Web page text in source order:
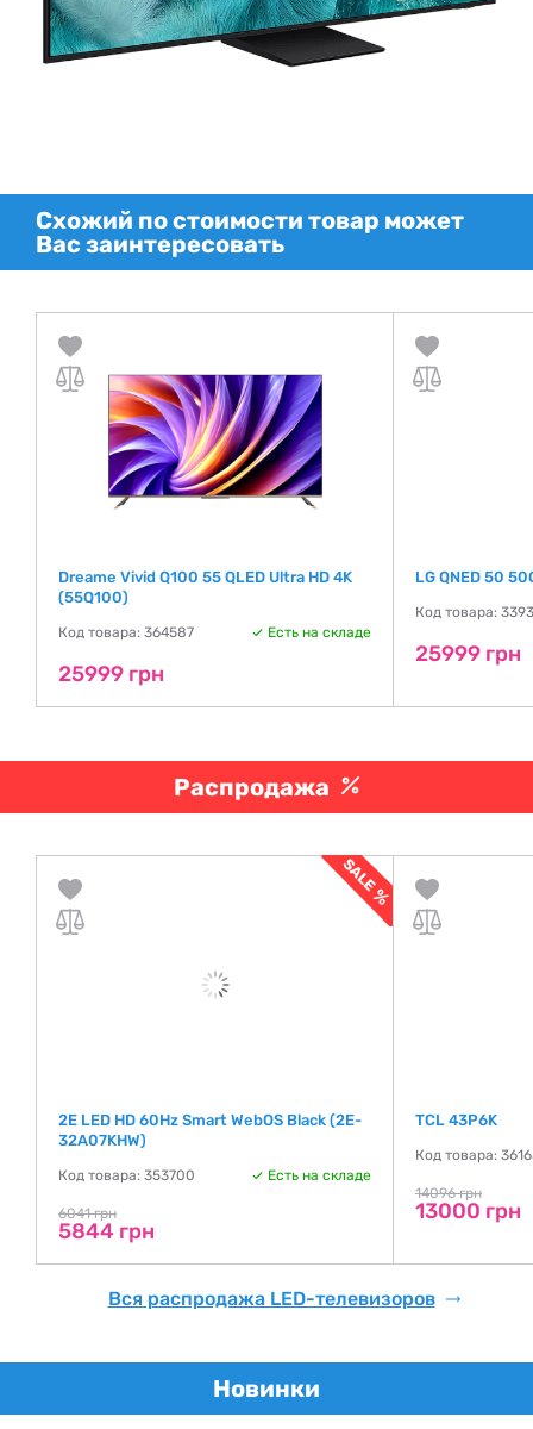
Схожий по стоимости товар может
Вас заинтересовать
Dreame Vivid Q100 55 QLED Ultra HD 4K
(55Q100)
Код товара: 364587 Есть на складе
25999 грн
LG QNED 50
Код товара:
25999 грн
Распродажа
2E LED HD 60Hz Smart WebOS Black (2E-
32A07KHW)
Код товара: 353700 Есть на складе
6041 грн
5844 грн
TCL 43P6K
Код товара:
14096 грн
13000 грн
Вся распродажа LED-телевизоров
Новинки